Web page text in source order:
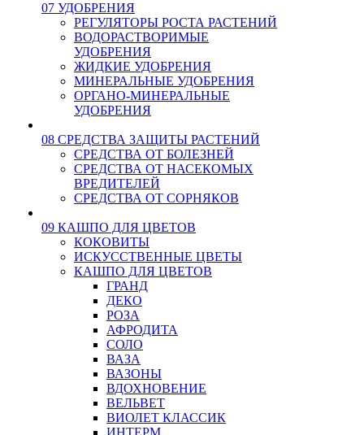
07 УДОБРЕНИЯ
РЕГУЛЯТОРЫ РОСТА РАСТЕНИЙ
ВОДОРАСТВОРИМЫЕ
УДОБРЕНИЯ
ЖИДКИЕ УДОБРЕНИЯ
МИНЕРАЛЬНЫЕ УДОБРЕНИЯ
ОРГАНО-МИНЕРАЛЬНЫЕ
УДОБРЕНИЯ
08 СРЕДСТВА ЗАЩИТЫ РАСТЕНИЙ
СРЕДСТВА ОТ БОЛЕЗНЕЙ
СРЕДСТВА ОТ НАСЕКОМЫХ
ВРЕДИТЕЛЕЙ
СРЕДСТВА ОТ СОРНЯКОВ
09 КАШПО ДЛЯ ЦВЕТОВ
КОКОВИТЫ
ИСКУССТВЕННЫЕ ЦВЕТЫ
КАШПО ДЛЯ ЦВЕТОВ
ГРАНД
ДЕКО
РОЗА
АФРОДИТА
СОЛО
ВАЗА
ВАЗОНЫ
ВДОХНОВЕНИЕ
ВЕЛЬВЕТ
ВИОЛЕТ КЛАССИК
ИНТЕРМ